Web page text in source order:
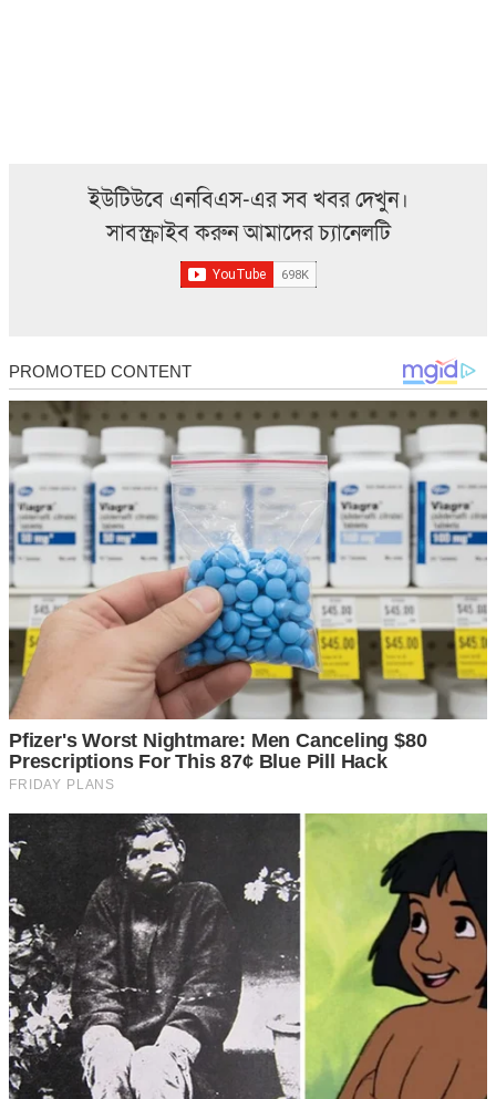
ইউটিউবে এনবিএস-এর সব খবর দেখুন।
সাবস্ক্রাইব করুন আমাদের চ্যানেলটি